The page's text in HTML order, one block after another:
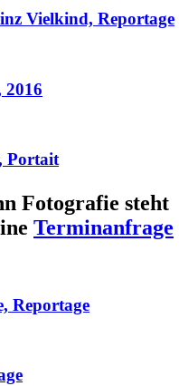
Vielkind, Reportage
2016
Portait
Fotografie steht
Terminanfrage
Reportage